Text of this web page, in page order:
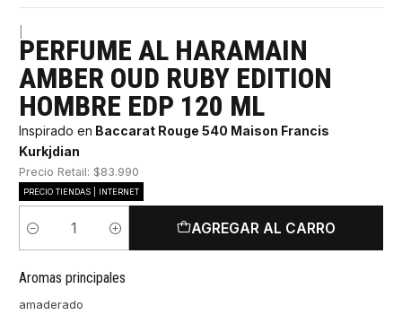
PERFUME AL HARAMAIN
AMBER OUD RUBY EDITION
HOMBRE EDP 120 ML
Inspirado en Baccarat Rouge 540 Maison Francis
Kurkjdian
Precio Retail: $83.990
PRECIO TIENDAS | INTERNET
Cantidad
AGREGAR AL CARRO
Aromas principales
amaderado